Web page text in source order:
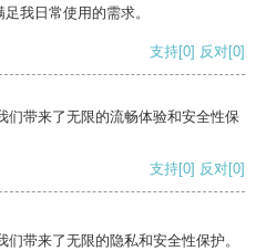
我日常使用的需求。
支持[0] 反对[0]
们带来了无限的流畅体验和安全性保
支持[0] 反对[0]
带来了无限的隐私和安全性保护。